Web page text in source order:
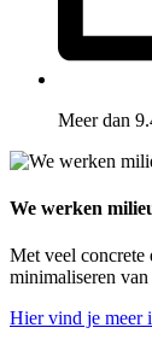
Meer dan
We werken
Met veel concrete
minimaliseren
Hier vind je meer